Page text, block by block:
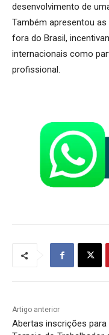
desenvolvimento de
Também apresentou
fora do Brasil,
internacionais como
profissional.
Artigo anterior
Abertas inscrições para